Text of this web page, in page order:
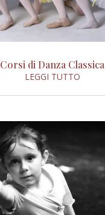
Corsi di Danza Classica
LEGGI TUTTO